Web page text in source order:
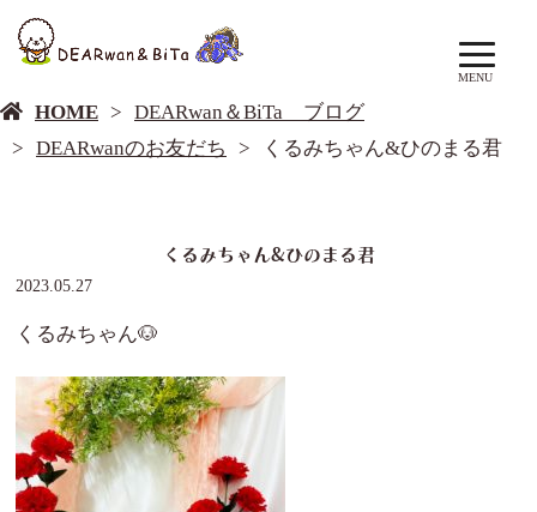
MENU
HOME
DEARwan＆BiTa ブログ
DEARwanのお友だち
くるみちゃん&ひのまる君
くるみちゃん&ひのまる君
2023.05.27
くるみちゃん🐶